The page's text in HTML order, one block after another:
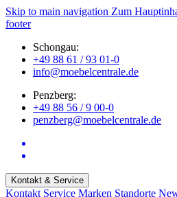
Skip to main navigation Zum
footer
Schongau:
+49 88 61 / 93 01-0
info@moebelcentrale.de
Penzberg:
+49 88 56 / 9 00-0
penzberg@moebelcentrale.de
Kontakt & Service
Kontakt Service Marken Standorte